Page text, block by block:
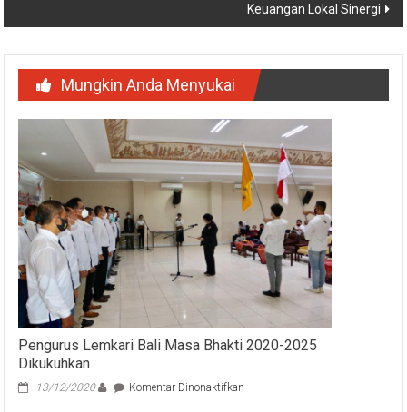
Keuangan Lokal Sinergi
Mungkin Anda Menyukai
Pengurus Lemkari Bali Masa Bhakti 2020-2025
Dikukuhkan
13/12/2020 Komentar Dinonaktifkan